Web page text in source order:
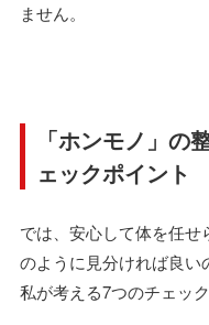
ません。
「ホンモノ」の
ェックポイント
では、安心して体を任
のように見分ければ良い
私が考える7つのチェッ